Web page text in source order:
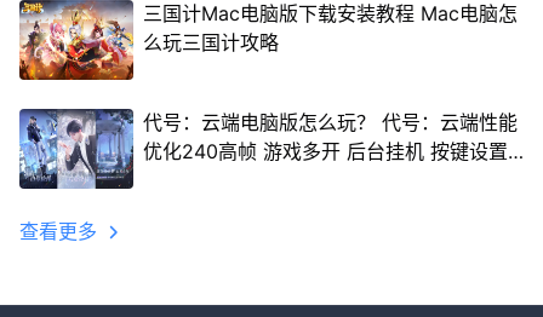
三国计Mac电脑版下载安装教程 Mac电脑怎
么玩三国计攻略
代号：云端电脑版怎么玩？ 代号：云端性能
优化240高帧 游戏多开 后台挂机 按键设置
查看更多